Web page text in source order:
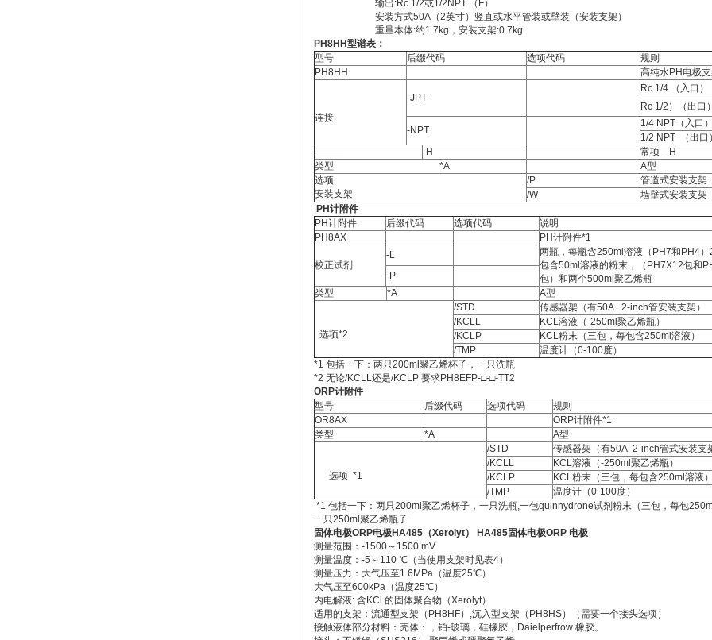
输出:Rc 1/2或1/2NPT （F）
安装方式50A（2英寸）竖直或水平管装或壁装（安装支架）
重量本体:约1.7kg，安装支架:0.7kg
PH8HH型谱表：
型号
后缀代码 选项代码
规则
PH8HH
高纯水PH电极
连接
-JPT
Rc 1/4 （入口）
Rc 1/2）（出口）
-NPT
1/4 NPT（入口）
1/2 NPT （出口）
―――
-H
常项－H
类型
*A
A型
选项
安装支架
/P
管道式安装支架
/W
墙壁式安装支架
PH计附件
PH计附件
后缀代码 选项代码
说明
PH8AX
PH计附件*1
校正试剂
-L
两瓶，每瓶含250ml溶液（PH7和PH4
包含50ml溶液的粉末，（PH7X12包和
包）和两个500ml聚乙烯瓶
-P
类型
*A A型
选项*2
/STD
传感器架（有50A 2-inch管安装支架）
/KCLL
KCL溶液（-250ml聚乙烯瓶）
/KCLP
KCL粉末（三包，每包含250ml溶液）
/TMP
温度计（0-100度）
*1 包括一下：两只200ml聚乙烯杯子，一只洗瓶
*2 无论/KCLL还是/KCLP 要求PH8EFP-□-□-TT2
ORP计附件
型号
后缀代码 选项代码
规则
OR8AX
ORP计附件*1
类型
*A A型
选项 *1
/STD
传感器架（有50A 2-inch管式安装支
/KCLL
KCL溶液（-250ml聚乙烯瓶）
/KCLP
KCL粉末（三包，每包含250ml溶液）
/TMP
温度计（0-100度）
*1 包括一下：两只200ml聚乙烯杯子，一只洗瓶,一包quinhydrone试剂粉末（三包，每包
一只250ml聚乙烯瓶子
固体电极ORP电极HA485（Xerolyt） HA485固体电极ORP 电极
测量范围：-1500～1500 mV
测量温度：-5～110 ℃（当使用支架时见表4）
测量压力：大气压至1.6MPa（温度25℃）
大气压至600kPa（温度25℃）
内电解液: 含KCl 的固体聚合物（Xerolyt）
适用的支架：流通型支架（PH8HF）,沉入型支架（PH8HS）（需要一个接头选项）
接触液体部分材料：壳体：，铂-玻璃，硅橡胶，Daielperfrow 橡胶。